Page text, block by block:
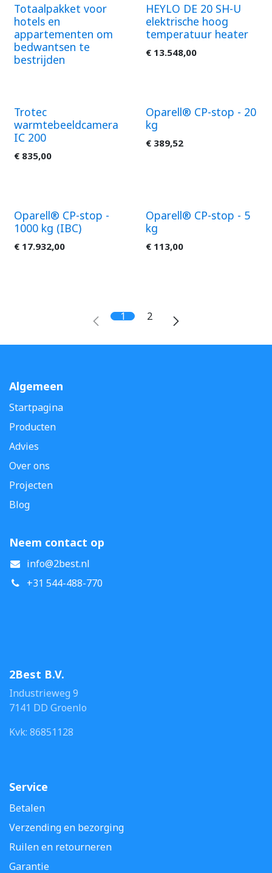
Totaalpakket voor
hotels en
appartementen om
bedwantsen te
bestrijden
HEYLO DE 20 SH-U
elektrische hoog
temperatuur heater
€ 13.548,00
Trotec
warmtebeeldcamera
IC 200
€ 835,00
Oparell® CP-stop - 20
kg
€ 389,52
Oparell® CP-stop -
1000 kg (IBC)
€ 17.932,00
Oparell® CP-stop - 5
kg
€ 113,00
1 2
Algemeen
Startpagina
Producten
Advies
Over ons
Projecten
Blog
Neem contact op
info@2best.nl
+31 544-488-770
2Best B.V.
Industrieweg 9
7141 DD Groenlo
Kvk: 86851128
Service
Betalen
Verzending en bezorging
Ruilen en retourneren
Garantie